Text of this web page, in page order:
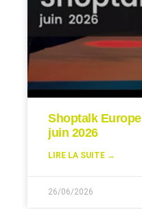
Shoptalk Europe
juin 2026
LIRE LA SUITE →
26/06/2026